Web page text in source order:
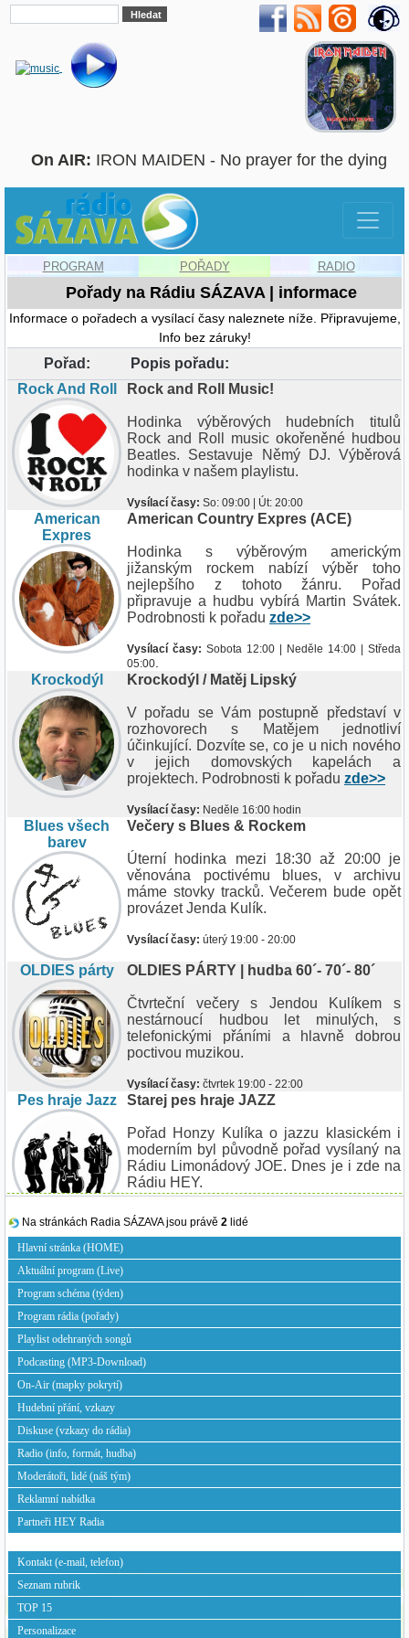
On AIR: IRON MAIDEN - No prayer for the dying
PROGRAM POŘADY RADIO
Pořady na Rádiu SÁZAVA | informace
Informace o pořadech a vysílací časy naleznete níže. Připravujeme,
Info bez záruky!
Pořad:
Popis pořadu:
Rock And Roll
Rock and Roll Music!
Hodinka výběrových hudebních titulů
Rock and Roll music okořeněné hudbou
Beatles. Sestavuje Němý DJ. Výběrová
hodinka v našem playlistu.
Vysílací časy: So: 09:00 | Út: 20:00
American
Expres
American Country Expres (ACE)
Hodinka s výběrovým americkým
jižanským rockem nabízí výběr toho
nejlepšího z tohoto žánru. Pořad
připravuje a hudbu vybírá Martin Svátek.
Podrobnosti k pořadu zde>>
Vysílací časy: Sobota 12:00 | Neděle 14:00 | Středa
05:00
Krockodýl Krockodýl / Matěj Lipský
V pořadu se Vám postupně představí v
rozhovorech s Matějem jednotliví
účinkující. Dozvíte se, co je u nich nového
v jejich domovských kapelách a
projektech. Podrobnosti k pořadu zde>>
Vysílací časy: Neděle 16:00 hodin
Blues všech
barev
Večery s Blues & Rockem
Úterní hodinka mezi 18:30 až 20:00 je
věnována poctivému blues, v archivu
máme stovky tracků. Večerem bude opět
provázet Jenda Kulík.
Vysílací časy: úterý 19:00 - 20:00
OLDIES párty OLDIES PÁRTY | hudba 60´- 70´- 80´
Čtvrteční večery s Jendou Kulíkem s
nestárnoucí hudbou let minulých, s
telefonickými přáními a hlavně dobrou
poctivou muzikou.
Vysílací časy: čtvrtek 19:00 - 22:00
Pes hraje Jazz Starej pes hraje JAZZ
Pořad Honzy Kulíka o jazzu klasickém i
moderním byl původně pořad vysílaný na
Rádiu Limonádový JOE. Dnes je i zde na
Rádiu HEY.
Vysílací časy:
03:00
Hudební výročí Tomáš Rada | Hudební výročí
zaměřuje Tomáš na významné události,
které se staly v minulosti a nějakým
způsobem ovlivnili hudební dění.
Vysílací časy:Neděle od 11:00 do 12:00
Radionovely z
Venezuely
Radionovely z Venezuely | Doňa
Od ledna 2024 můžete poslouchat na
vlnách našeho rádia nekonečný seriál
Radionovely z Venezuely, autorů Romana
Mrázika a Martina Janouše. V roce 2026
nasazujeme seriál opět, ve stejných
vysílacích časech! Každý všední den, ráno
hodin.
Wichytávky
Výběr francouzské rockové muziky z
Na stránkách Radia SÁZAVA jsou právě 2 lidé
Hlavní stránka (HOME)
Aktuální program (Live)
Program schéma (týden)
Program rádia (pořady)
Playlist odehraných songů
Podcasting (MP3-Download)
On-Air (mapky pokrytí)
Hudební přání, vzkazy
Diskuse (vzkazy do rádia)
Radio (info, formát, hudba)
Moderátoři, lidé (náš tým)
Reklamní nabídka
Partneři HEY Radia
Kontakt (e-mail, telefon)
Seznam rubrik
TOP 15
Personalizace